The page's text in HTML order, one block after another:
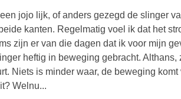
jojo lijk, of anders gezegd de slinger
kanten. Regelmatig voel ik dat het
zijn er van die dagen dat ik voor mijn
heftig in beweging gebracht. Althans,
Niets is minder waar, de beweging komt
Welnu...